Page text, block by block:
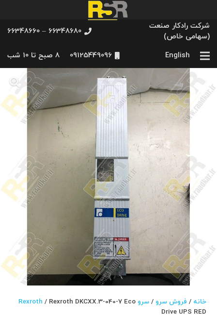
شرکت رادکار صنعت
(سهامی خاص)
66348680 – 66348660
English
09125449096 8 صبح تا 10 شب
خانه / فروش سرو /سرو Rexroth/ Rexroth DKCXX.3-040-7 Eco
Drive UPS RED